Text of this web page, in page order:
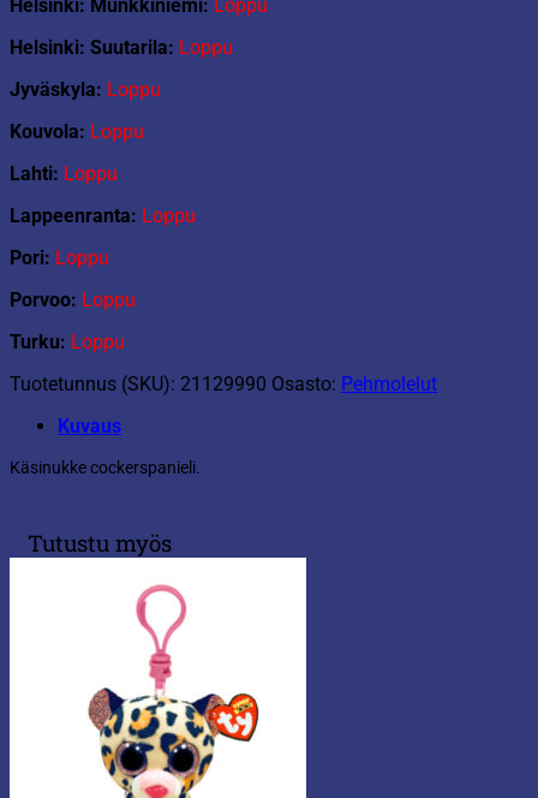
Helsinki: Munkkiniemi: Loppu
Helsinki: Suutarila: Loppu
Jyväskyla: Loppu
Kouvola: Loppu
Lahti: Loppu
Lappeenranta: Loppu
Pori: Loppu
Porvoo: Loppu
Turku: Loppu
Tuotetunnus (SKU): 21129990 Osasto: Pehmolelut
Kuvaus
Käsinukke cockerspanieli.
Tutustu myös